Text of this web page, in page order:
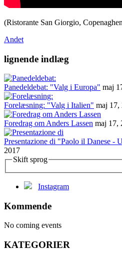
(Ristorante San Giorgio,
Andet
lignende indlæg
Panedeldebat: "Valg i Europa" maj
Forelæsning: "Valg i Italien" maj 17,
Foredrag om Anders Lassen maj 17,
Presentazione di "Paolo il Danese -
2017
Skift sprog
Instagram
Kommende
No coming events
KATEGORIER